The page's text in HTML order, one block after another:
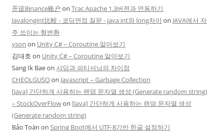
开设Binance账户 on Trac Apache 1.3버젼과 연동하기
Javalongint比較 - 코딩면접 질문 - java int와 long차이 on JAVA에서 자
주 쓰이는 형변환
yson on Unity C# – Coroutine 알아보기
김대호 on Unity C# – Coroutine 알아보기
Sang Ik Baeon 샤딩과 파티셔닝의 차이점
CHEOLGUSOon Javascript – Garbage Collection
[Java] 간단하게 사용하는 랜덤 문자열 생성 (Generate random string)
– StockOverFlowon [Java] 간단하게 사용하는 랜덤 문자열 생성
(Generate random string)
Bảo Toàn on Spring Boot에서 UTF-8기반 한글 설정하기